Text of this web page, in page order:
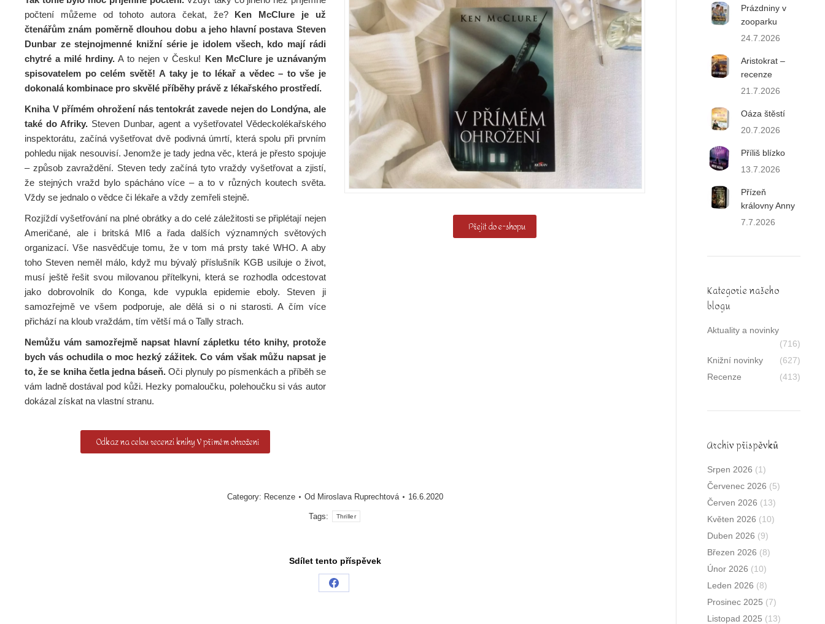
počtení můžeme od tohoto autora čekat, že? Ken McClure je už
čtenářům znám poměrně dlouhou dobu a jeho hlavní postava Steven
Dunbar ze stejnojmenné knižní série je idolem všech, kdo mají rádi
chytré a milé hrdiny. A to nejen v Česku! Ken McClure je uznávaným
spisovatelem po celém světě! A taky je to lékař a vědec – to vše je
dokonalá kombinace pro skvělé příběhy právě z lékařského prostředí.
Kniha V přímém ohrožení nás tentokrát zavede nejen do Londýna, ale
také do Afriky. Steven Dunbar, agent a vyšetřovatel Vědeckolékařského
inspektorátu, začíná vyšetřovat dvě podivná úmrtí, která spolu při prvním
pohledu nijak nesouvisí. Jenomže je tady jedna věc, která je přesto spojuje
– způsob zavraždění. Steven tedy začíná tyto vraždy vyšetřovat a zjistí,
že stejných vražd bylo spácháno více – a to v různých koutech světa.
Vždy se jednalo o vědce či lékaře a vždy zemřeli stejně.
Rozjíždí vyšetřování na plné obrátky a do celé záležitosti se připlétají nejen
Američané, ale i britská MI6 a řada dalších významných světových
organizací. Vše nasvědčuje tomu, že v tom má prsty také WHO. A aby
toho Steven neměl málo, když mu bývalý příslušník KGB usiluje o život,
musí ještě řešit svou milovanou přítelkyni, která se rozhodla odcestovat
jako dobrovolník do Konga, kde vypukla epidemie eboly. Steven ji
samozřejmě ve všem podporuje, ale dělá si o ni starosti. A čím více
přichází na kloub vraždám, tím větší má o Tally strach.
Nemůžu vám samozřejmě napsat hlavní zápletku této knihy, protože
bych vás ochudila o moc hezký zážitek. Co vám však můžu napsat je
to, že se kniha četla jedna báseň. Oči plynuly po písmenkách a příběh se
vám ladně dostával pod kůži. Hezky pomaloučku, polehoučku si vás autor
dokázal získat na vlastní stranu.
Odkaz na celou recenzi knihy V přímém ohrožení
Přejít do e-shopu
Category: Recenze Od Miroslava Ruprechtová 16.6.2020
Tags: Thriller
Sdílet tento příspěvek
Share
Prázdniny v
zooparku
24.7.2026
Aristokrat –
recenze
21.7.2026
Oáza štěstí
20.7.2026
Příliš blízko
13.7.2026
Přízeň
královny Anny
7.7.2026
Kategorie našeho
blogu
Aktuality a novinky
(716)
Knižní novinky
(627)
Recenze
(413)
Archív příspěvků
Srpen 2026 (1)
Červenec 2026 (5)
Červen 2026 (13)
Květen 2026 (10)
Duben 2026 (9)
Březen 2026 (8)
Únor 2026 (10)
Leden 2026 (8)
Prosinec 2025 (7)
Listopad 2025 (13)